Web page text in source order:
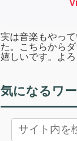
実は音楽もやっ
た。こちらから
嬉しいです。よろ
気になるワ